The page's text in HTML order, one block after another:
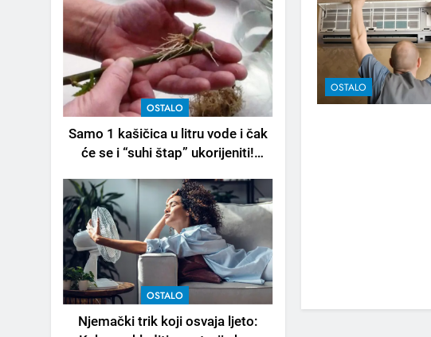
OSTALO
Samo 1 kašičica u litru vode i čak
će se i “suhi štap” ukorijeniti!
baštovani čuvaju godinama
OSTALO
Njemački trik koji osvaja ljeto:
OSTALO